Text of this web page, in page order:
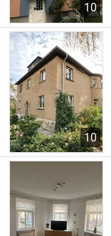
10
10